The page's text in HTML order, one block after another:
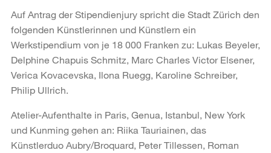
Auf Antrag der Stipendienjury spricht die Stadt Zürich den
folgenden Künstlerinnen und Künstlern ein
Werkstipendium von je 18 000 Franken zu: Lukas Beyeler,
Delphine Chapuis Schmitz, Marc Charles Victor Elsener,
Verica Kovacevska, Ilona Ruegg, Karoline Schreiber,
Philip Ullrich.
Atelier-Aufenthalte in Paris, Genua, Istanbul, New York
und Kunming gehen an: Riika Tauriainen, das
Künstlerduo Aubry/Broquard, Peter Tillessen, Roman